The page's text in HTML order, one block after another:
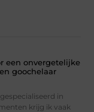
een onvergetelijke
goochelaar
in
krijg ik vaak